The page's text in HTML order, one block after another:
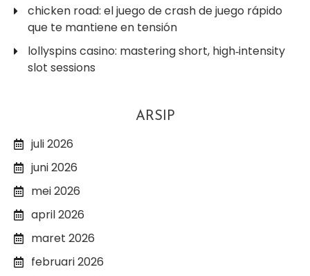
chicken road: el juego de crash de juego rápido
que te mantiene en tensión
lollyspins casino: mastering short, high‑intensity
slot sessions
ARSIP
juli 2026
juni 2026
mei 2026
april 2026
maret 2026
februari 2026